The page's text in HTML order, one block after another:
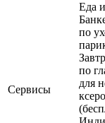
Сервисы
Еда
по
по
для